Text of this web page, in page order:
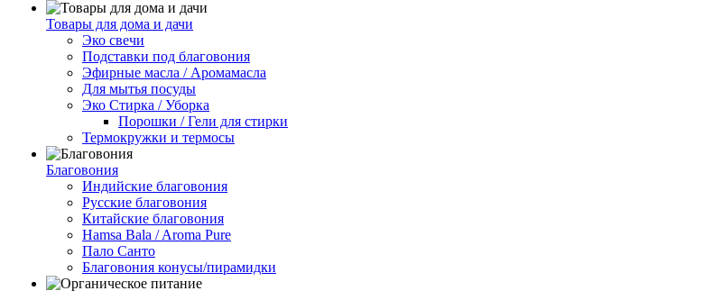
Товары для дома и дачи
Эко свечи
Подставки под благовония
Эфирные масла / Аромамасла
Для мытья посуды
Эко Стирка / Уборка
Порошки / Гели для стирки
Термокружки и термосы
Благовония
Индийские благовония
Русские благовония
Китайские благовония
Hamsa Bala / Aroma Pure
Пало Санто
Благовония конусы/пирамидки